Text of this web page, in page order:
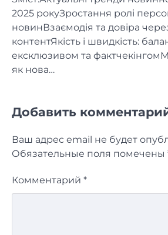
2025 рокуЗростання ролі
новинВзаємодія та довіра
контентЯкість і швидкість:
ексклюзивом та
як нова…
Добавить
Ваш адрес email не будет
Обязательные поля помечены
Комментарий *